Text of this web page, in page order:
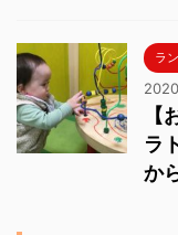
ラ
ラ
か